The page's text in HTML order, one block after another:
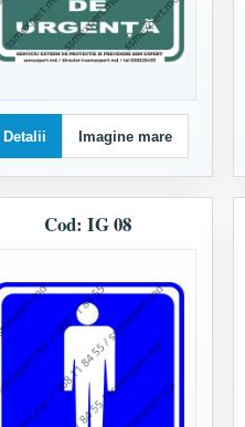
Detalii Imagine mare
Cod: IG 08